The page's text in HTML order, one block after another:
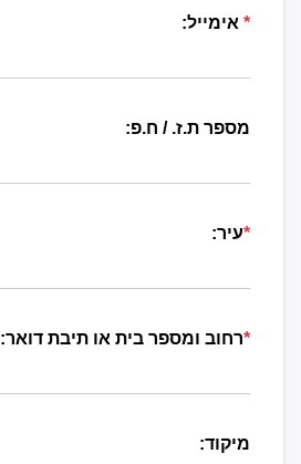
* אימייל:
מספר ת.ז. / ח.פ:
*עיר:
*רחוב ומספר בית או תיבת דואר:
מיקוד: